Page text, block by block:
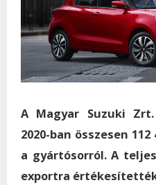
A Magyar Suzuki
2020-ban összesen
a gyártósorról. A
exportra